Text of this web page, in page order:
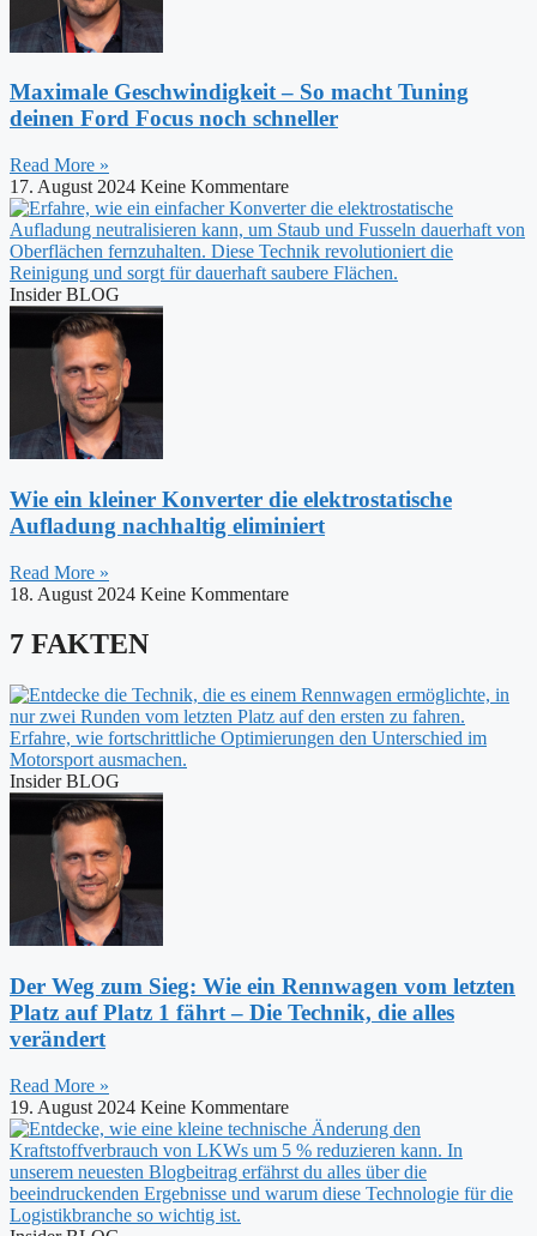
Maximale Geschwindigkeit – So macht Tuning
deinen Ford Focus noch schneller
Read More »
17. August 2024 Keine Kommentare
Insider BLOG
Wie ein kleiner Konverter die elektrostatische
Aufladung nachhaltig eliminiert
Read More »
18. August 2024 Keine Kommentare
7 FAKTEN
Insider BLOG
Der Weg zum Sieg: Wie ein Rennwagen vom letzten
Platz auf Platz 1 fährt – Die Technik, die alles
verändert
Read More »
19. August 2024 Keine Kommentare